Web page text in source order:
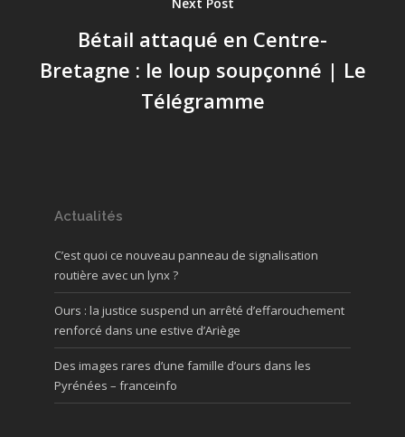
Bétail attaqué en Centre-
Bretagne : le loup soupçonné | Le
Télégramme
Actualités
C’est quoi ce nouveau panneau de signalisation
routière avec un lynx ?
Ours : la justice suspend un arrêté d’effarouchement
renforcé dans une estive d’Ariège
Des images rares d’une famille d’ours dans les
Pyrénées – franceinfo